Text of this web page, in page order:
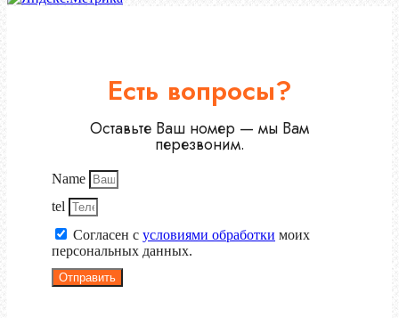
Есть вопросы?
Оставьте Ваш номер — мы Вам
перезвоним.
Name
tel
Согласен с условиями обработки моих
персональных данных.
Отправить